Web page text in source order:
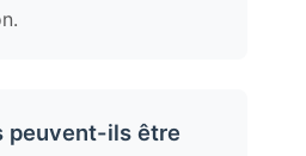
peuvent-ils être